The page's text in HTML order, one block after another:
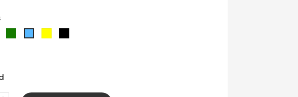
VerdeAzul